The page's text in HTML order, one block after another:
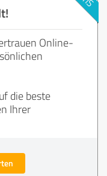
Online-
die beste
Ihrer